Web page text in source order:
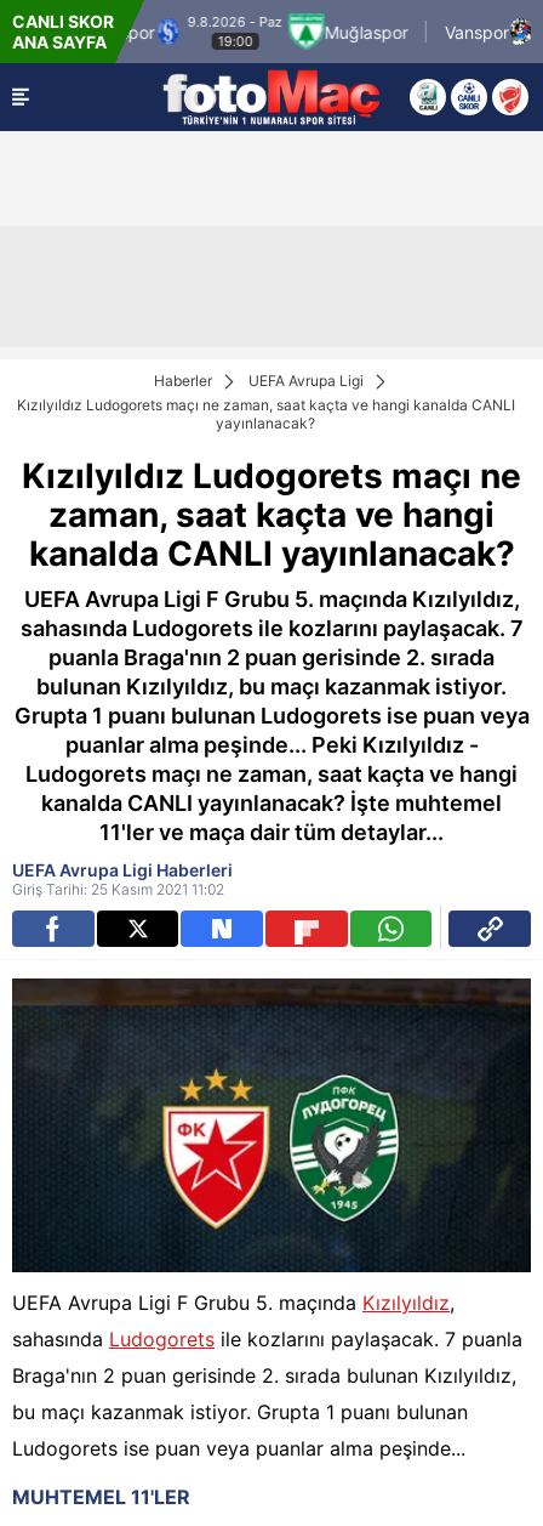
CANLI SKOR
ANA SAYFA
Sarıyerspor
9.8.2026 - Paz
19:00
Muğlaspor Vanspor
Haberler
UEFA Avrupa Ligi
Kızılyıldız Ludogorets maçı ne zaman, saat kaçta ve hangi kanalda CANLI
yayınlanacak?
Kızılyıldız Ludogorets maçı ne
zaman, saat kaçta ve hangi
kanalda CANLI yayınlanacak?
UEFA Avrupa Ligi F Grubu 5. maçında Kızılyıldız,
sahasında Ludogorets ile kozlarını paylaşacak. 7
puanla Braga'nın 2 puan gerisinde 2. sırada
bulunan Kızılyıldız, bu maçı kazanmak istiyor.
Grupta 1 puanı bulunan Ludogorets ise puan veya
puanlar alma peşinde... Peki Kızılyıldız -
Ludogorets maçı ne zaman, saat kaçta ve hangi
kanalda CANLI yayınlanacak? İşte muhtemel
11'ler ve maça dair tüm detaylar...
UEFA Avrupa Ligi Haberleri
Giriş Tarihi: 25 Kasım 2021 11:02
UEFA Avrupa Ligi F Grubu 5. maçında Kızılyıldız,
sahasında Ludogorets ile kozlarını paylaşacak. 7 puanla
Braga'nın 2 puan gerisinde 2. sırada bulunan Kızılyıldız,
bu maçı kazanmak istiyor. Grupta 1 puanı bulunan
Ludogorets ise puan veya puanlar alma peşinde...
MUHTEMEL 11'LER